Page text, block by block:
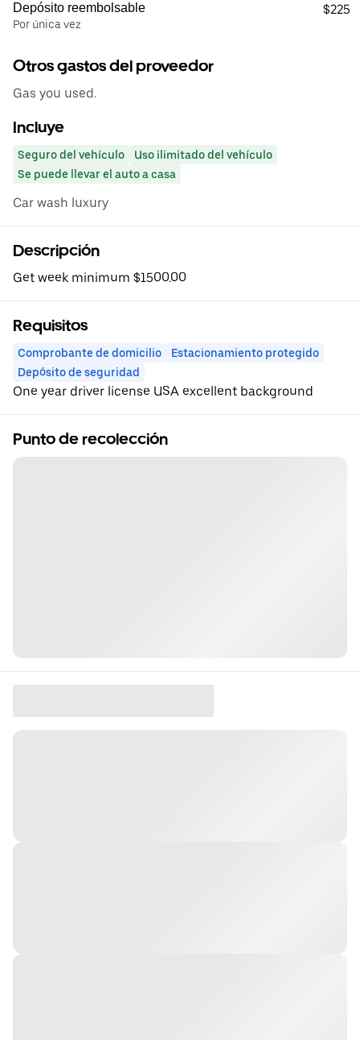
Depósito reembolsable
Por única vez
$225
Otros gastos del proveedor
Gas you used.
Incluye
Seguro del vehículo
Uso ilimitado del vehículo
Se puede llevar el auto a casa
Car wash luxury
Descripción
Get week minimum $1500.00
Requisitos
Comprobante de domicilio
Estacionamiento protegido
Depósito de seguridad
One year driver license USA excellent background
Punto de recolección